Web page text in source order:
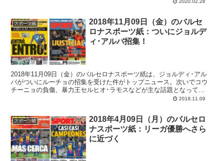
2020.02.28
スポーツ紙
2018年11月09日（金）のバルセ
ロナスポーツ紙：ついにジョルデ
ィ･アルバ招集！
2018年11月09日（金）のバルセロナスポーツ紙は、ジョルディ･アル
バがついにルーチョの招集を受けた件がトップニュース。次いでコウ
チーニョの負傷、暴力王セルヒオ･ラモスなどが主な話題となってま
2018.11.09
スポーツ紙
2018年4月09日（月）のバルセロ
ナスポーツ紙：リーガ優勝へさら
に近づく